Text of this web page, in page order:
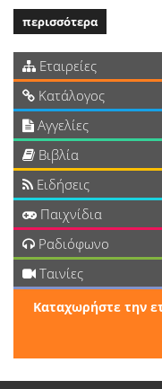
περισσότερα
Εταιρείες
Κατάλογος
Αγγελίες
Βιβλία
Ειδήσεις
Παιχνίδια
Ραδιόφωνο
Ταινίες
Καταχωρήστε την